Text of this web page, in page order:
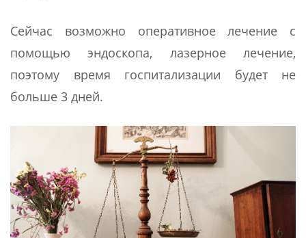
Сейчас возможно оперативное лечение с
помощью эндоскопа, лазерное лечение,
поэтому время госпитализации будет не
больше 3 дней.